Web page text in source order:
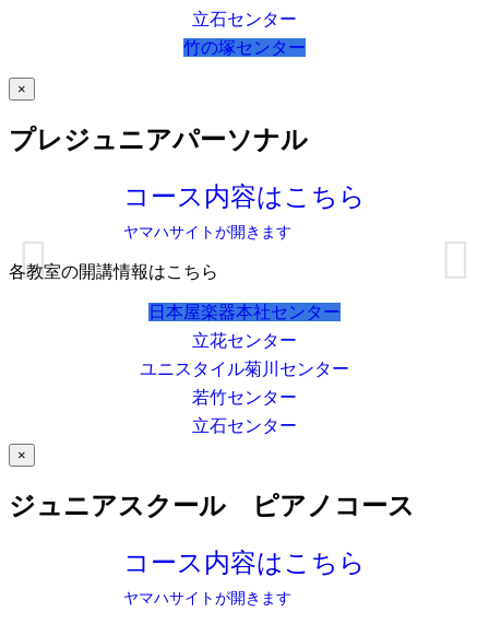
立石センター
竹の塚センター
×
プレジュニアパーソナル
コース内容はこちら
ヤマハサイトが開きます
各教室の開講情報はこちら
日本屋楽器本社センター
立花センター
ユニスタイル菊川センター
若竹センター
立石センター
×
ジュニアスクール ピアノコース
コース内容はこちら
ヤマハサイトが開きます